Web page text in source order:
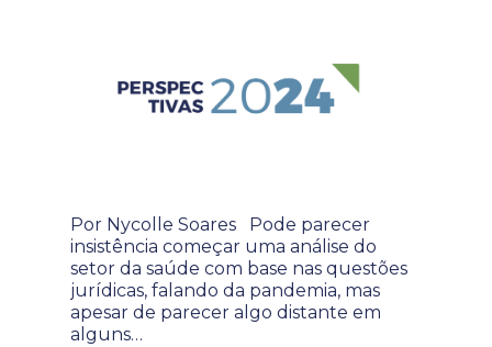
Por Nycolle Soares Pode parecer
insistência começar uma análise do
setor da saúde com base nas questões
jurídicas, falando da pandemia, mas
apesar de parecer algo distante em
alguns…